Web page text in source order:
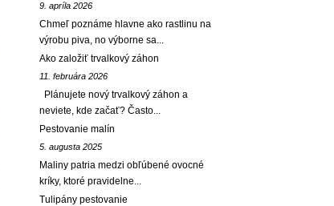
9. apríla 2026
Chmeľ poznáme hlavne ako rastlinu na
výrobu piva, no výborne sa...
Ako založiť trvalkový záhon
11. februára 2026
Plánujete nový trvalkový záhon a
neviete, kde začať? Často...
Pestovanie malín
5. augusta 2025
Maliny patria medzi obľúbené ovocné
kríky, ktoré pravidelne...
Tulipány pestovanie